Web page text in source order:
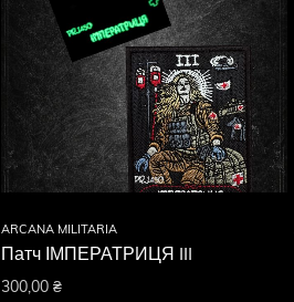
ARCANA MILITARIA
Патч ІМПЕРАТРИЦЯ III
300,00 ₴